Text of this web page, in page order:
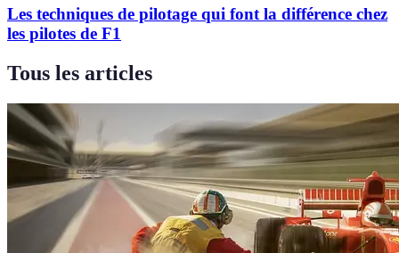
Les techniques de pilotage qui font la différence chez
les pilotes de F1
Tous les articles